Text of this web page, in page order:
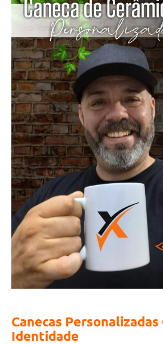
Canecas Personalizadas
Identidade